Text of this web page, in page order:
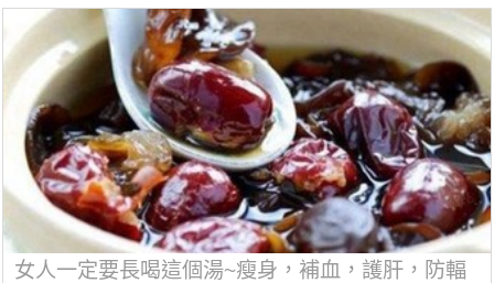
女人一定要長喝這個湯~瘦身，補血，護肝，防輻